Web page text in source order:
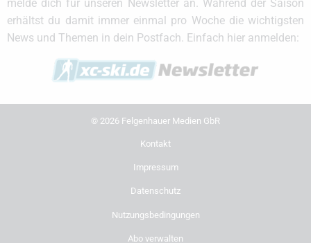
melde dich für unseren Newsletter an. Während der Saison
erhältst du damit immer einmal pro Woche die wichtigsten
News und Themen in dein Postfach. Einfach hier anmelden:
© 2026 Felgenhauer Medien GbR
Kontakt
Impressum
Datenschutz
Nutzungsbedingungen
Abo verwalten